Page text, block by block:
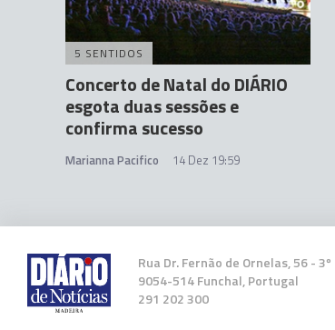
5 SENTIDOS
Concerto de Natal do DIÁRIO
esgota duas sessões e
confirma sucesso
Marianna Pacifico 14 Dez 19:59
Rua Dr. Fernão de Ornelas, 56 - 3º
9054-514 Funchal, Portugal
291 202 300